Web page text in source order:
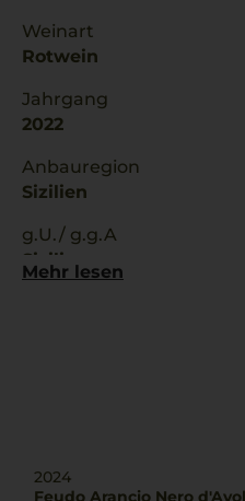
Weinart
Rotwein
Jahrgang
2022
Anbauregion
Sizilien
g.U./ g.g.A
Sicilia
Mehr lesen
2024
Feudo Arancio Nero